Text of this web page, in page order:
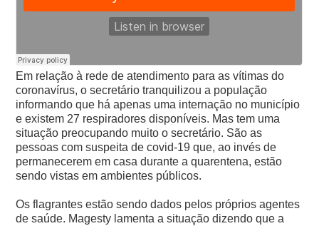
Em relação à rede de atendimento para as vítimas do
coronavírus, o secretário tranquilizou a população
informando que há apenas uma internação no município
e existem 27 respiradores disponíveis. Mas tem uma
situação preocupando muito o secretário. São as
pessoas com suspeita de covid-19 que, ao invés de
permanecerem em casa durante a quarentena, estão
sendo vistas em ambientes públicos.
Os flagrantes estão sendo dados pelos próprios agentes
de saúde. Magesty lamenta a situação dizendo que a